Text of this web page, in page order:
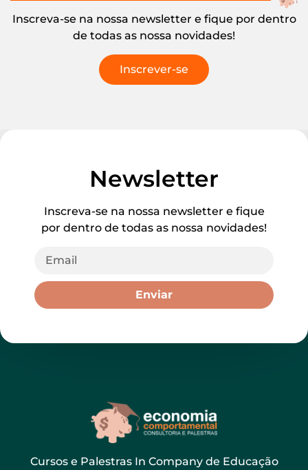
Inscreva-se na nossa newsletter e fique por dentro
de todas as nossa novidades!
Inscrever-se
Newsletter
Inscreva-se na nossa newsletter e fique
por dentro de todas as nossa novidades!
Enviar
Cursos e Palestras In Company de Educação